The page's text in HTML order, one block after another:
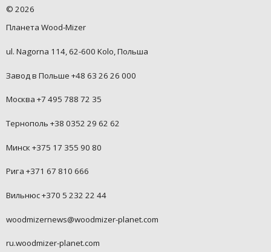
© 2026
Планета Wood-Mizer
ul. Nagorna 114, 62-600 Kolo, Польша
Завод в Польше +48 63 26 26 000
Москва +7 495 788 72 35
Тернополь +38 0352 29 62 62
Минск +375 17 355 90 80
Рига +371 67 810 666
Вильнюс +370 5 232 22 44
woodmizernews@woodmizer-planet.com
ru.woodmizer-planet.com